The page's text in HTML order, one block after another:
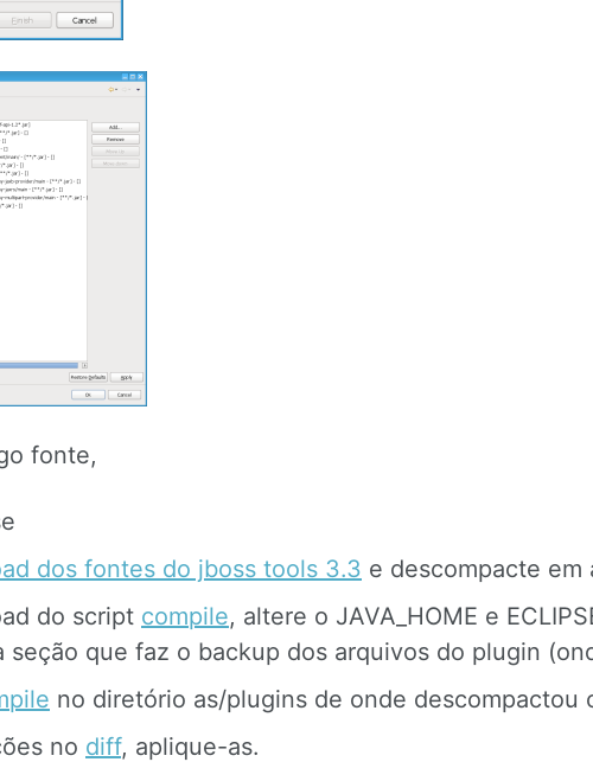
fonte,
dos fontes do jboss tools 3.3 e descompacte em
do script compile, altere o JAVA_HOME e
seção que faz o backup dos arquivos do plugin
no diretório as/plugins de onde descompactou
no diff, aplique-as.